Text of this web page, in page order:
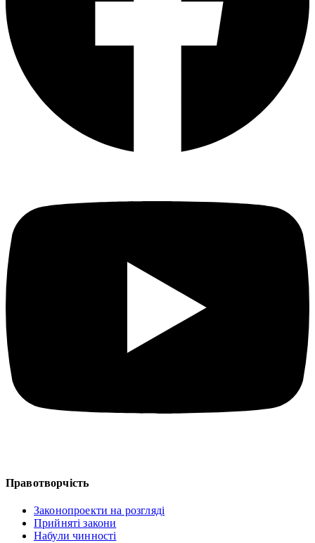
Правотворчість
Законопроекти на розгляді
Прийняті закони
Набули чинності